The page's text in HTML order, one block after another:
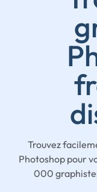
Trouvez
Photoshop pour
000